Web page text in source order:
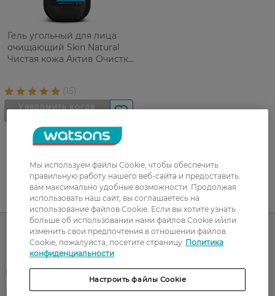
Гель угольный для лица
очищающий Skin Natural
Чистая кожа Актив Очистка
UA RU
Каталог
Корейская косметика
Парфюмерия Здоровье
Мы используем файлы Cookie, чтобы обеспечить
правильную работу нашего веб-сайта и предоставить
вам максимально удобные возможности. Продолжая
использовать наш сайт, вы соглашаетесь на
использование файлов Cookie. Если вы хотите узнать
больше об использовании нами файлов Cookie и/или
изменить свои предпочтения в отношении файлов
Cookie, пожалуйста, посетите страницу Политика
конфиденциальности
Настроить файлы Cookie